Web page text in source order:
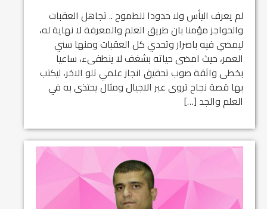
لم يعرف اليأس ولا حدودا للطموح .. تجاهل العقبات
والحواجز مؤمنا بان طريق العلم والمعرفة لا نهاية له،
ليمضي فيه باصرار وتحدي كل العقبات ومنها سني
العمر، حيث امضى حياته بشغف لا ينطفىء، ساعيا
بخطى واثقة صوب تحقيق انجاز علمي تلو الاخر، ليكتب
بها قصة نجاح تروى عبر الاجيال ومثال يحتذى به في
العلم والجد […]